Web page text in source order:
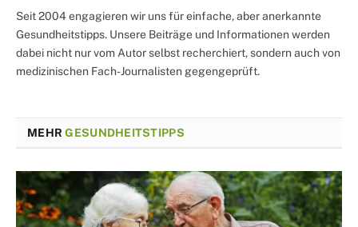
Seit 2004 engagieren wir uns für einfache, aber anerkannte
Gesundheitstipps. Unsere Beiträge und Informationen werden
dabei nicht nur vom Autor selbst recherchiert, sondern auch von
medizinischen Fach-Journalisten gegengeprüft.
MEHRGESUNDHEITSTIPPS